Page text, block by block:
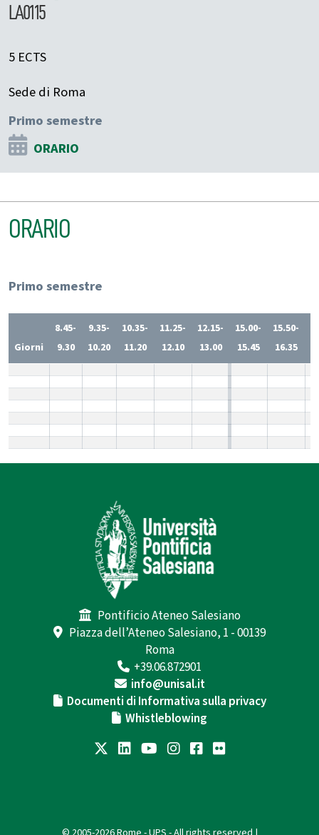
LA0115
5 ECTS
Sede di Roma
Primo semestre
ORARIO
ORARIO
Primo semestre
Giorni
8.45-
9.30
9.35-
10.20
10.35-
11.20
11.25-
12.10
12.15-
13.00
15.00-
15.45
15.50-
16.35
Pontificio Ateneo Salesiano
Piazza dell’Ateneo Salesiano, 1 - 00139
Roma
+39.06.872901
info@unisal.it
Documenti di Informativa sulla privacy
Whistleblowing